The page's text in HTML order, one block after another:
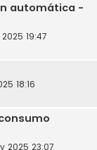
automática -
19:47
18:16
2025 23:07